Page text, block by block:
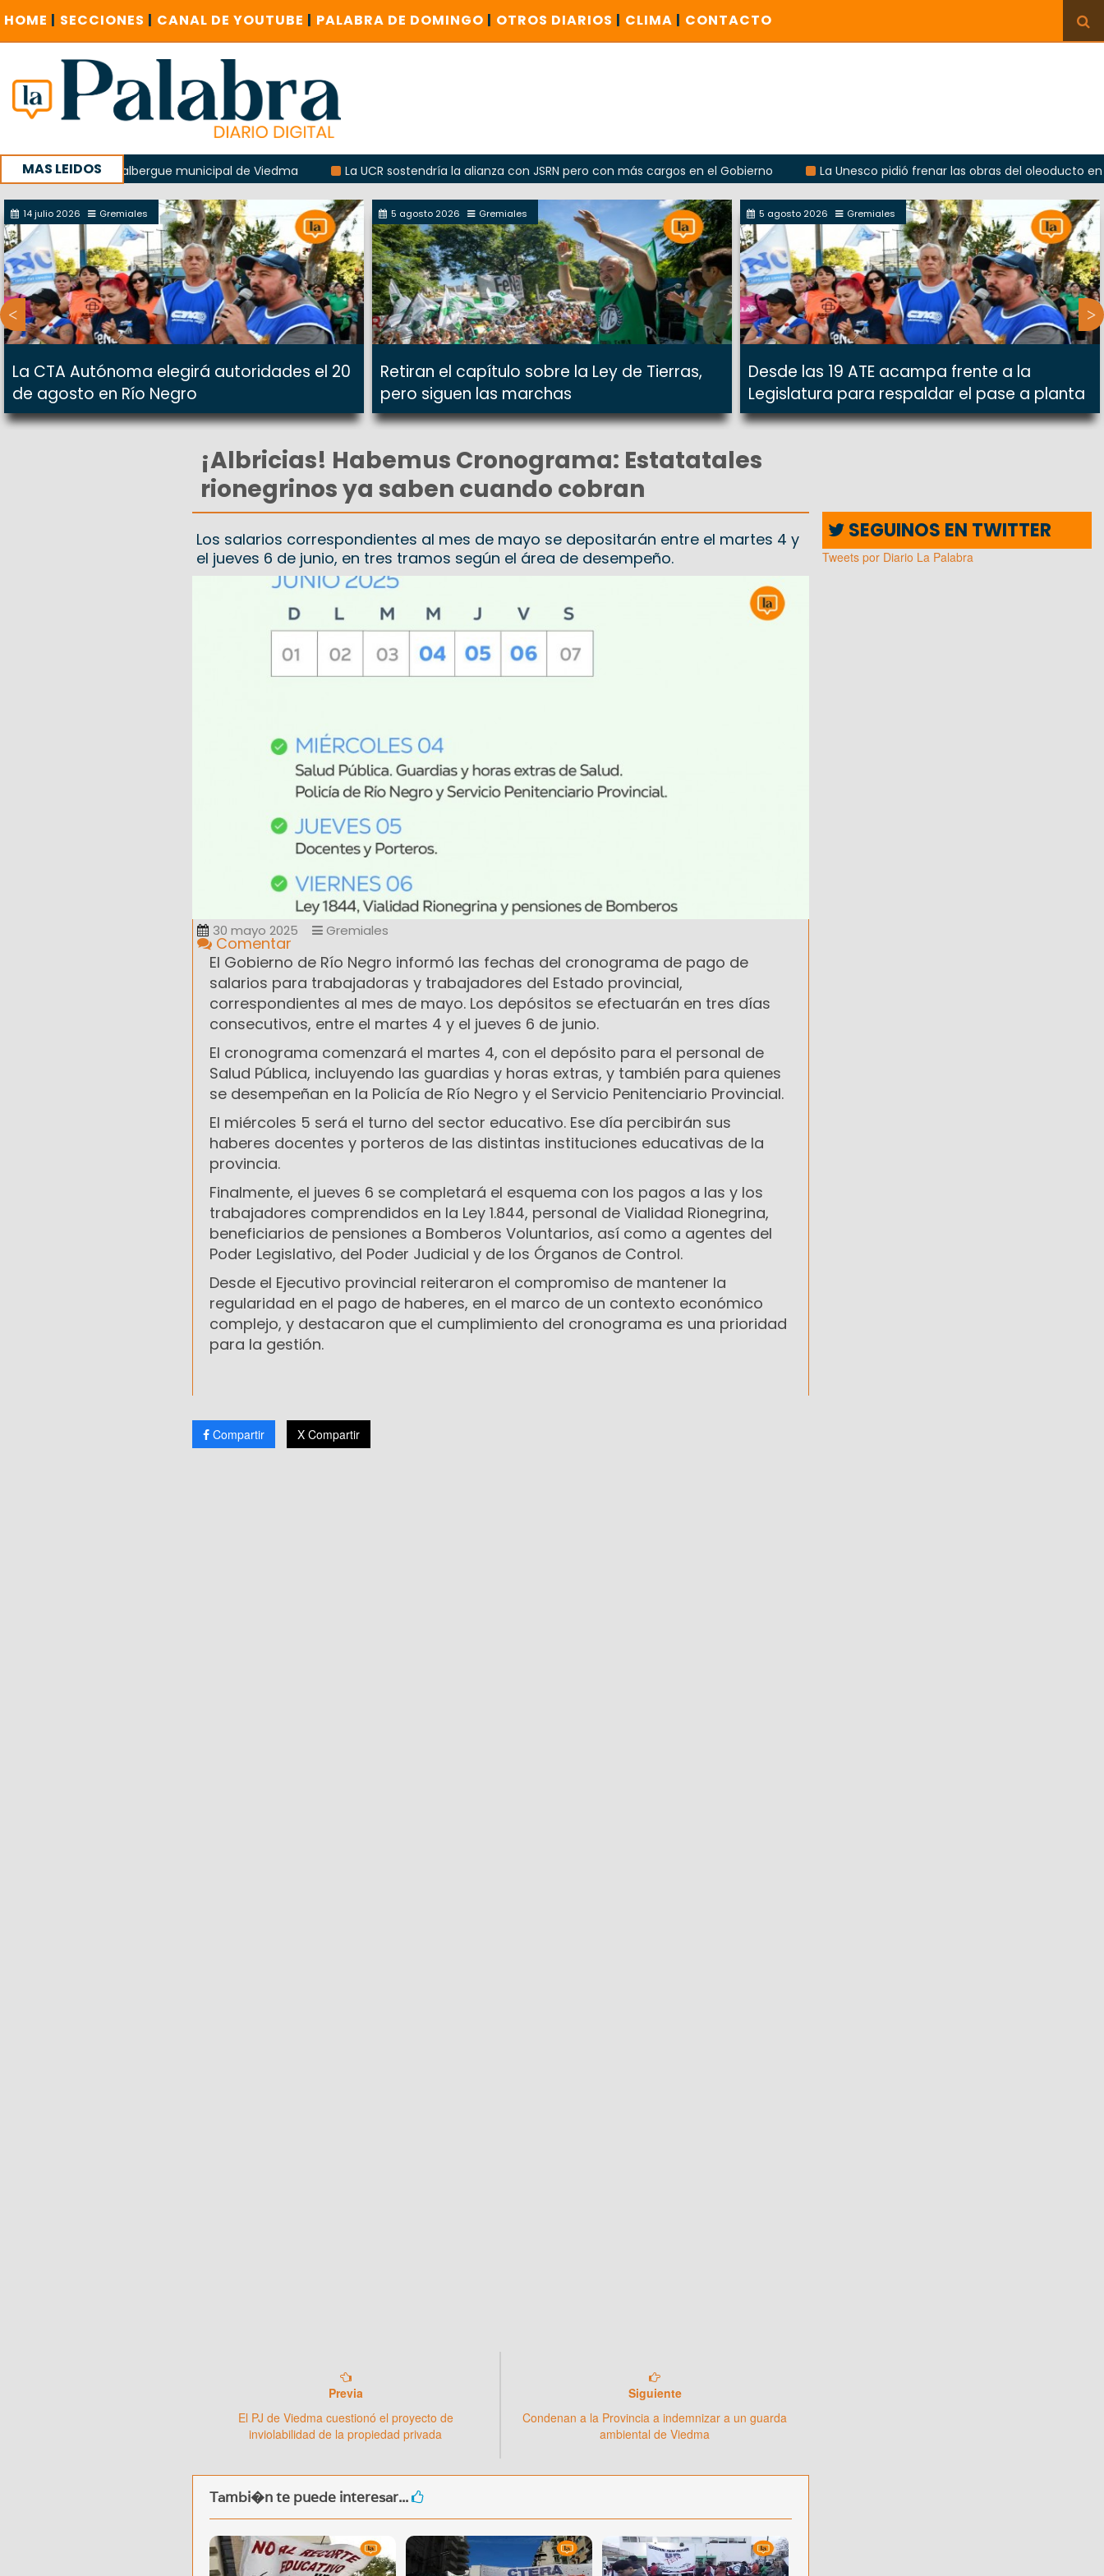
HOME | SECCIONES | CANAL DE YOUTUBE | PALABRA DE DOMINGO | OTROS DIARIOS | CLIMA | CONTACTO
MAS LEIDOS
del albergue municipal de Viedma La UCR sostendría la alianza con JSRN pero con más cargos en el Gobierno
La Unesco pidió frenar las obras del oleoducto en Punta
la sucursal del Correo Argentino en Sierra Grande
14 julio 2026 Gremiales
La CTA Autónoma elegirá autoridades el 20
de agosto en Río Negro
5 agosto 2026 Gremiales
Retiran el capítulo sobre la Ley de Tierras,
pero siguen las marchas
5 agosto 2026 Gremiales
Desde las 19 ATE acampa frente a la
Legislatura para respaldar el pase a planta
¡Albricias! Habemus Cronograma: Estatatales
rionegrinos ya saben cuando cobran
Los salarios correspondientes al mes de mayo se depositarán entre el martes 4 y
el jueves 6 de junio, en tres tramos según el área de desempeño.
30 mayo 2025 Gremiales
Comentar
El Gobierno de Río Negro informó las fechas del cronograma de pago de
salarios para trabajadoras y trabajadores del Estado provincial,
correspondientes al mes de mayo. Los depósitos se efectuarán en tres días
consecutivos, entre el martes 4 y el jueves 6 de junio.
El cronograma comenzará el martes 4, con el depósito para el personal de
Salud Pública, incluyendo las guardias y horas extras, y también para quienes
se desempeñan en la Policía de Río Negro y el Servicio Penitenciario Provincial.
El miércoles 5 será el turno del sector educativo. Ese día percibirán sus
haberes docentes y porteros de las distintas instituciones educativas de la
provincia.
Finalmente, el jueves 6 se completará el esquema con los pagos a las y los
trabajadores comprendidos en la Ley 1.844, personal de Vialidad Rionegrina,
beneficiarios de pensiones a Bomberos Voluntarios, así como a agentes del
Poder Legislativo, del Poder Judicial y de los Órganos de Control.
Desde el Ejecutivo provincial reiteraron el compromiso de mantener la
regularidad en el pago de haberes, en el marco de un contexto económico
complejo, y destacaron que el cumplimiento del cronograma es una prioridad
para la gestión.
Compartir X Compartir
Previa
El PJ de Viedma cuestionó el proyecto de
inviolabilidad de la propiedad privada
Siguiente
Condenan a la Provincia a indemnizar a un guarda
ambiental de Viedma
Tambi�n te puede interesar...
SEGUINOS EN TWITTER
Tweets por Diario La Palabra